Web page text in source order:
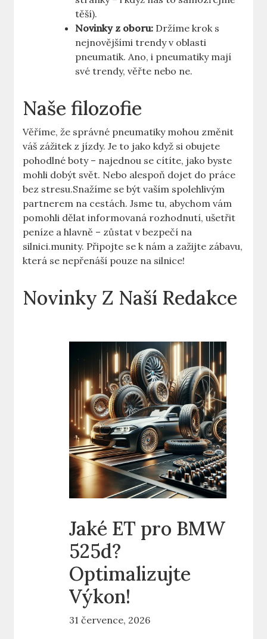
těší).
Novinky z oboru: Držíme krok s
nejnovějšími trendy v oblasti
pneumatik. Ano, i pneumatiky mají
své trendy, věřte nebo ne.
Naše filozofie
Věříme, že správné pneumatiky mohou změnit
váš zážitek z jízdy. Je to jako když si obujete
pohodlné boty – najednou se cítíte, jako byste
mohli dobýt svět. Nebo alespoň dojet do práce
bez stresu.Snažíme se být vaším spolehlivým
partnerem na cestách. Jsme tu, abychom vám
pomohli dělat informovaná rozhodnutí, ušetřit
peníze a hlavně – zůstat v bezpečí na
silnici.munity. Připojte se k nám a zažijte zábavu,
která se nepřenáší pouze na silnice!
Novinky Z Naší Redakce
Jaké ET pro BMW
525d?
Optimalizujte
Výkon!
31 července, 2026